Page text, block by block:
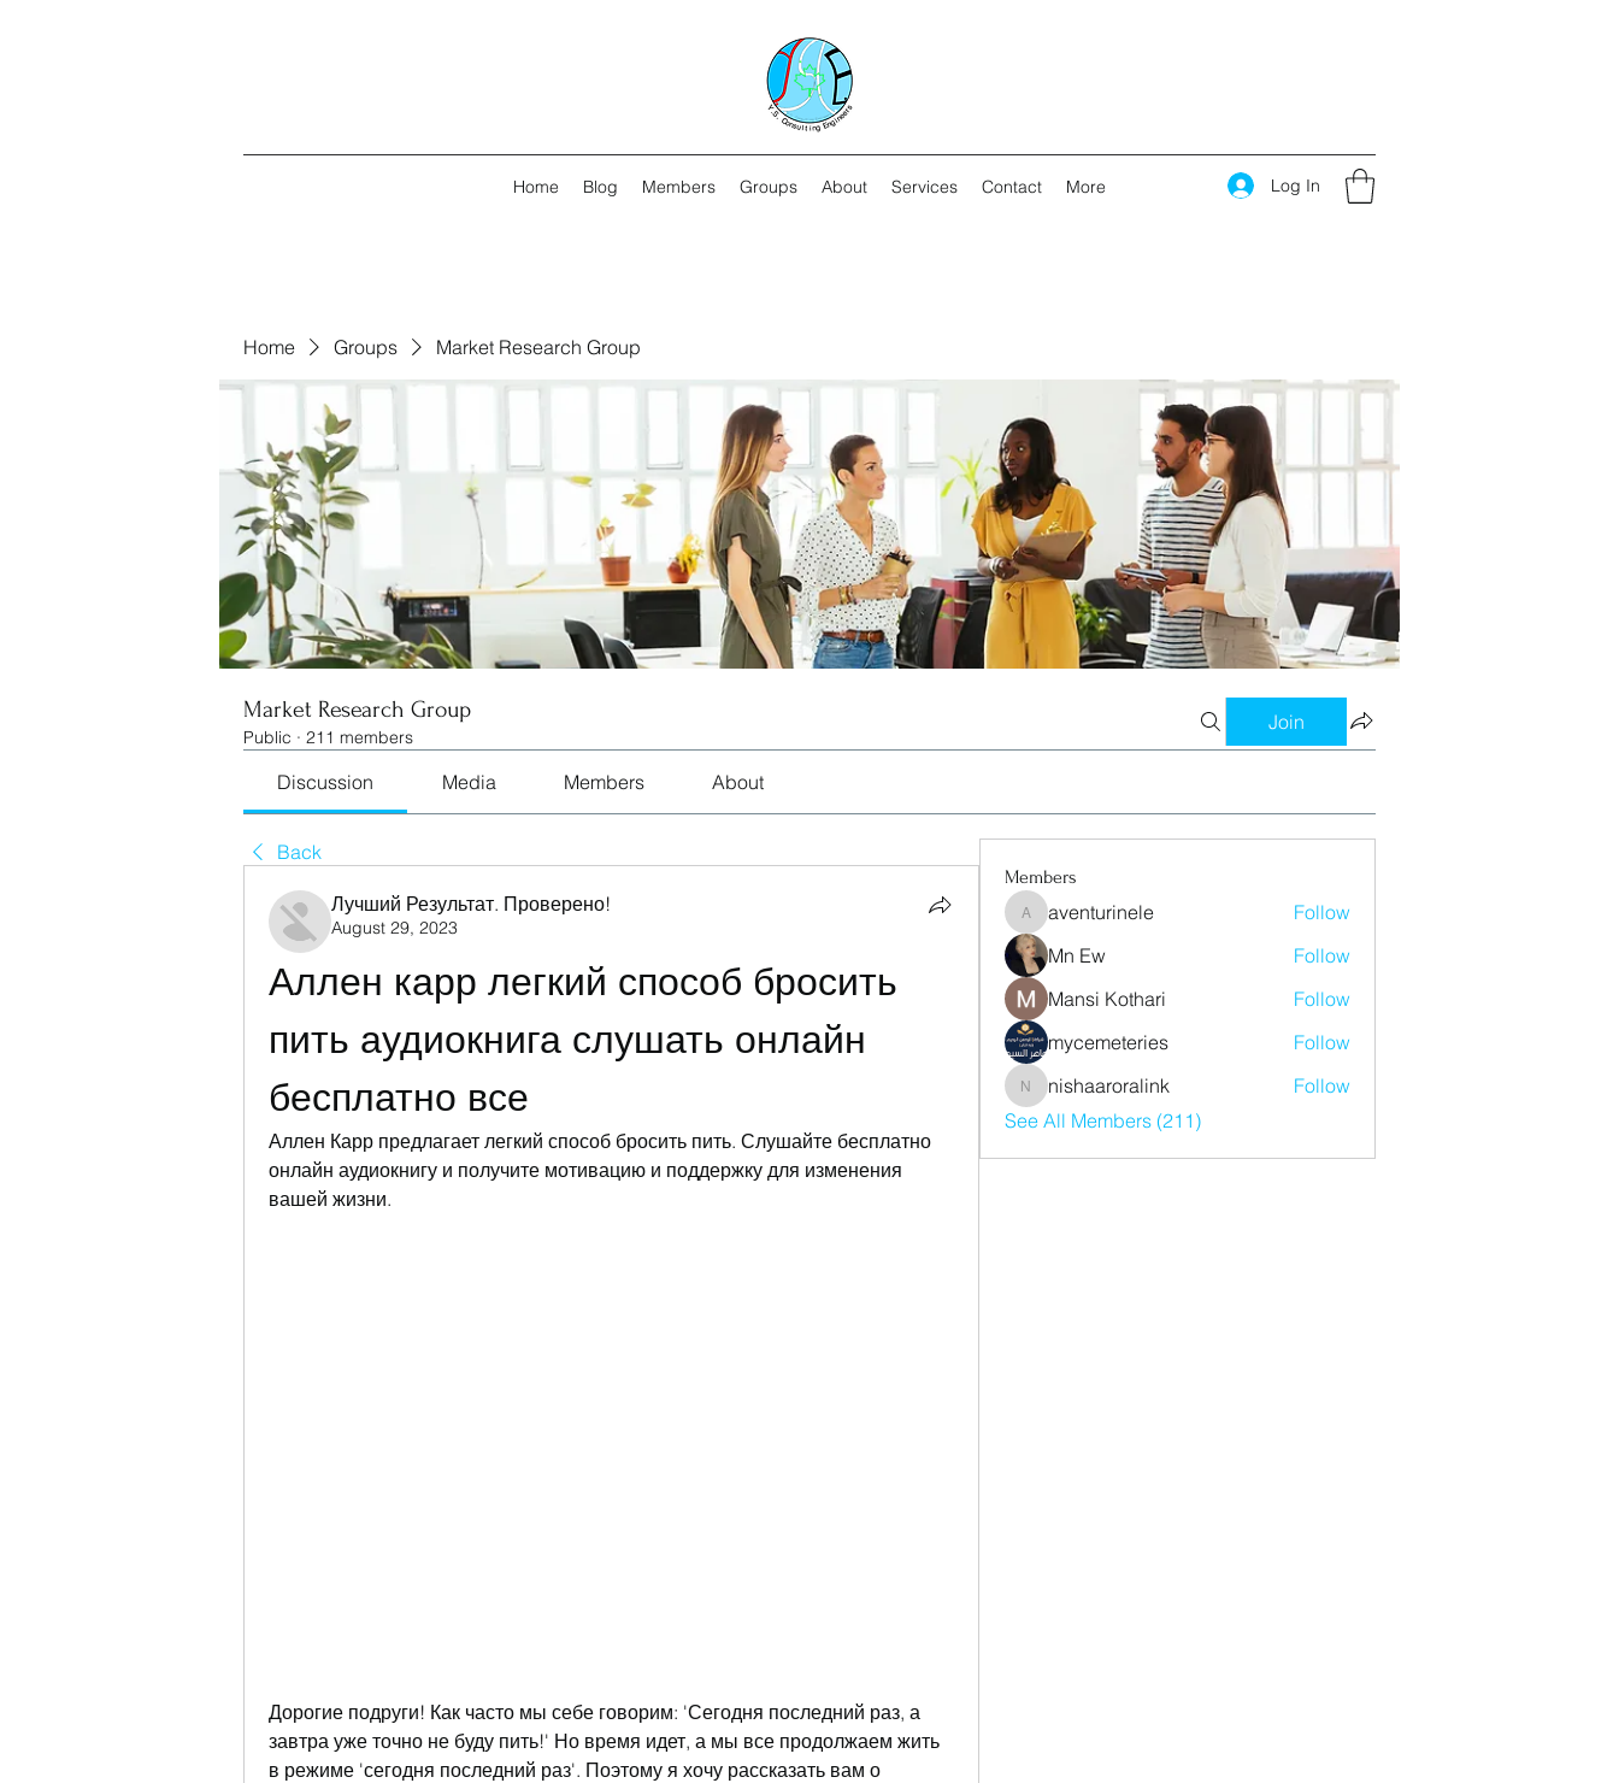
Home Blog Members Groups About Services Contact More Log In
Home Groups Market Research Group
Market Research Group
Public · 211 members
Join
Discussion Media Members About
Back
Лучший Результат. Проверено!
August 29, 2023
Аллен карр легкий способ бросить
пить аудиокнига слушать онлайн
бесплатно все
Аллен Карр предлагает легкий способ бросить пить. Слушайте бесплатно
онлайн аудиокнигу и получите мотивацию и поддержку для изменения
вашей жизни.
Дорогие подруги! Как часто мы себе говорим: 'Сегодня последний раз, а
завтра уже точно не буду пить!' Но время идет, а мы все продолжаем жить
в режиме 'сегодня последний раз'. Поэтому я хочу рассказать вам о
Members
aventurinele
aventurinele
Follow
Mn Ew
Follow
Mansi Kothari
Follow
mycemeteries
Follow
nishaaroralink
nishaaroralink
Follow
See All Members (211)